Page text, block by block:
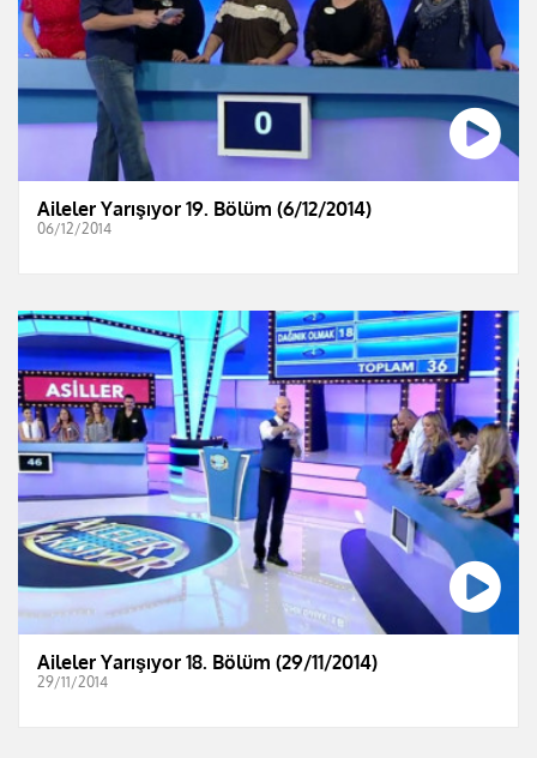
Aileler Yarışıyor 19. Bölüm (6/12/2014)
06/12/2014
Aileler Yarışıyor 18. Bölüm (29/11/2014)
29/11/2014